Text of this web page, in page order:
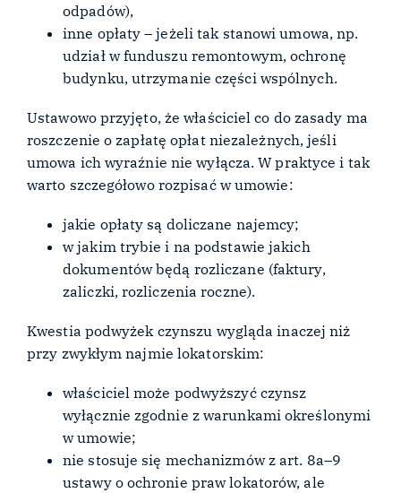
odpadów),
inne opłaty – jeżeli tak stanowi umowa, np.
udział w funduszu remontowym, ochronę
budynku, utrzymanie części wspólnych.
Ustawowo przyjęto, że właściciel co do zasady ma
roszczenie o zapłatę opłat niezależnych, jeśli
umowa ich wyraźnie nie wyłącza. W praktyce i tak
warto szczegółowo rozpisać w umowie:
jakie opłaty są doliczane najemcy;
w jakim trybie i na podstawie jakich
dokumentów będą rozliczane (faktury,
zaliczki, rozliczenia roczne).
Kwestia podwyżek czynszu wygląda inaczej niż
przy zwykłym najmie lokatorskim:
właściciel może podwyższyć czynsz
wyłącznie zgodnie z warunkami określonymi
w umowie;
nie stosuje się mechanizmów z art. 8a–9
ustawy o ochronie praw lokatorów, ale